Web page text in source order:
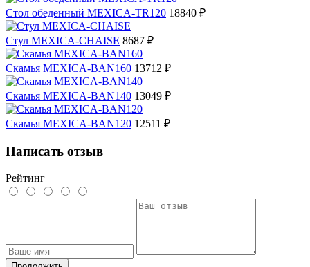
Стол обеденный MEXICA-TR120 18840 ₽
Стул MEXICA-CHAISE 8687 ₽
Скамья MEXICA-BAN160 13712 ₽
Скамья MEXICA-BAN140 13049 ₽
Скамья MEXICA-BAN120 12511 ₽
Написать отзыв
Рейтинг